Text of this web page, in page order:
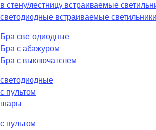
в стену/лестницу встраиваемые
светодиодные встраиваемые светильники
Бра светодиодные
Бра с абажуром
Бра с выключателем
светодиодные
с пультом
шары
с пультом